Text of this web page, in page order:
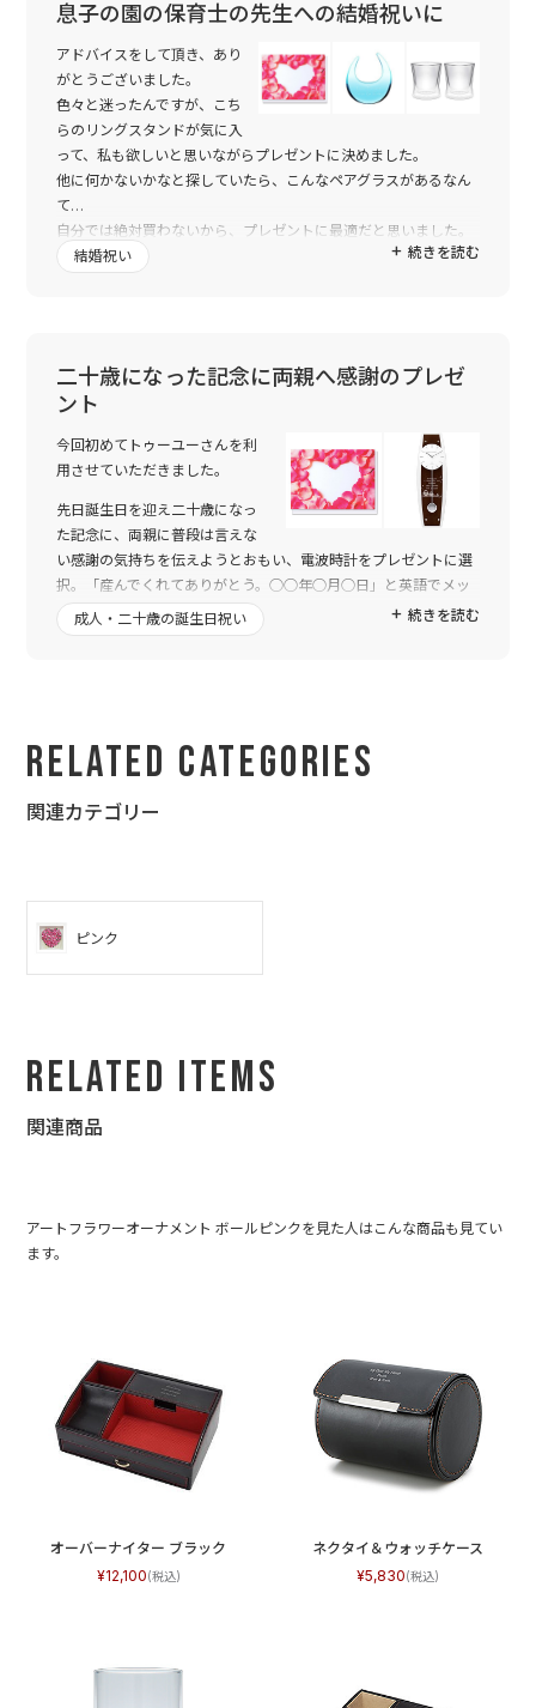
息子の園の保育士の先生への結婚祝いに
アドバイスをして頂き、あり
がとうございました。
色々と迷ったんですが、こち
らのリングスタンドが気に入
って、私も欲しいと思いながらプレゼントに決めました。
他に何かないかなと探していたら、こんなペアグラスがあるなん
て…
自分では絶対買わないから、プレゼントに最適だと思いました。
息子がお世話になっている保育士さんで、結婚式を楽しみにして
続きを読む
結婚祝い
二十歳になった記念に両親へ感謝のプレゼ
ント
今回初めてトゥーユーさんを利
用させていただきました。
先日誕生日を迎え二十歳になっ
た記念に、両親に普段は言えな
い感謝の気持ちを伝えようとおもい、電波時計をプレゼントに選
択。「産んでくれてありがとう。○○年○月○日」と英語でメッ
セージを入れました。一月が誕生日だったこともあり、バレンタ
インに届くよう日付を指定しました。家族には「１４日に大きな
泣くほど喜んでもらえるとは予想外でしたが(笑)実家のリビング
送った側もうれしくなれる素敵な贈り物ができました。これもト
ました。また利用させてもらいます。
続きを読む
成人・二十歳の誕生日祝い
Related Categories
関連カテゴリー
ピンク
Related Items
関連商品
アートフラワーオーナメント ボールピンクを見た人はこんな商品も見てい
ます。
オーバーナイター ブラック
12,100
ネクタイ＆ウォッチケース
5,830